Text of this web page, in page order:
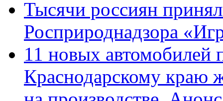
Тысячи россиян
Росприроднадзора
11 новых автомобилей
Краснодарскому краю